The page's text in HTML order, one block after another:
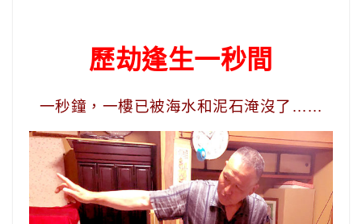
歷劫逢生一秒間
一秒鐘，一樓已被海水和泥石淹沒了……